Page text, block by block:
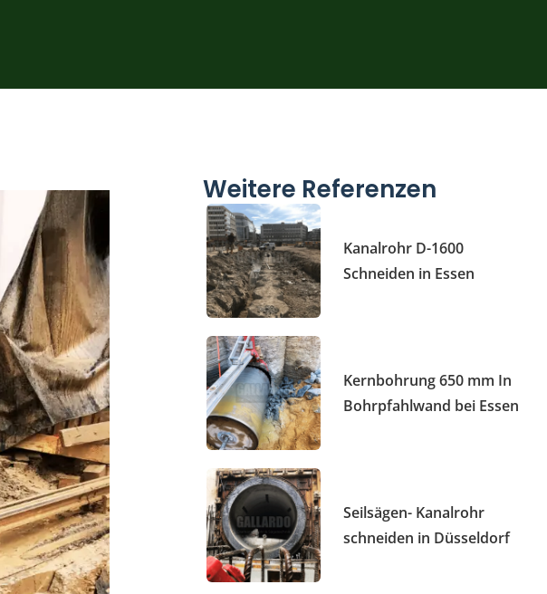
Weitere Referenzen
Kanalrohr D-1600
Schneiden in Essen
Kernbohrung 650 mm In
Bohrpfahlwand bei Essen
Seilsägen- Kanalrohr
schneiden in Düsseldorf